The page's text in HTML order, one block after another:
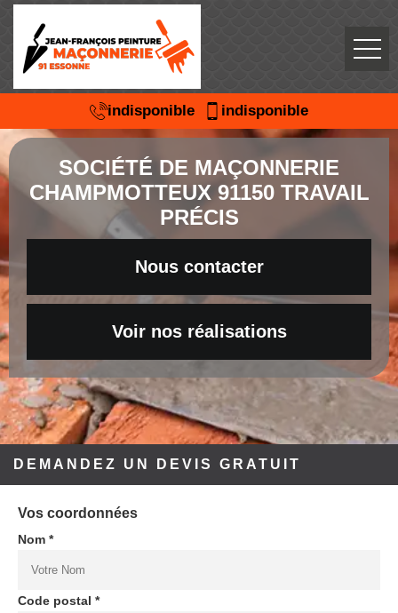
indisponible indisponible
SOCIÉTÉ DE MAÇONNERIE
CHAMPMOTTEUX 91150 TRAVAIL
PRÉCIS
Nous contacter
Voir nos réalisations
DEMANDEZ UN DEVIS GRATUIT
Vos coordonnées
Nom *
Code postal *